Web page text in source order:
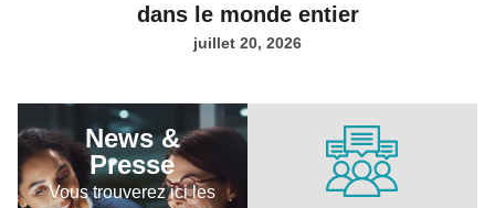
dans le monde entier
juillet 20, 2026
News &
Presse
Vous trouverez ici les